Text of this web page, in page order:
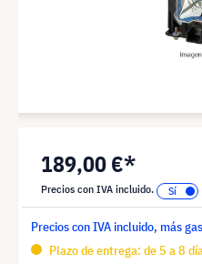
189,00 €*
Precios con IVA incluido.
Precios con IVA incluido, más
Plazo de entrega: de 5 a 8